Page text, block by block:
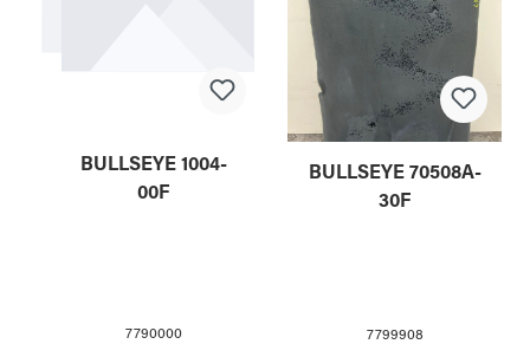
BULLSEYE 1004-
00F
7790000
BULLSEYE 70508A-
30F
7799908